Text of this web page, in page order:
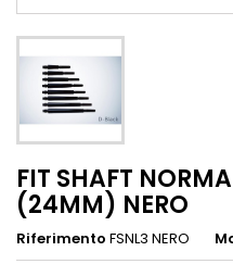
FIT SHAFT
(24MM) NERO
Riferimento FSNL3 NERO